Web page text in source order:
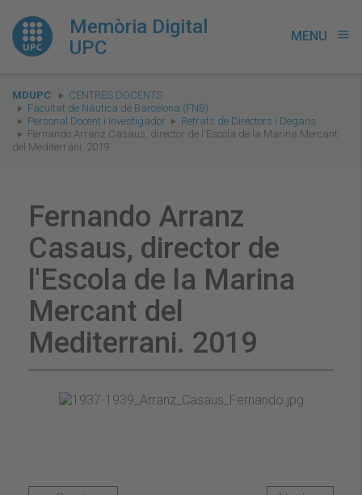
Memòria Digital
UPC
MENU menu
You
are
here:
MDUPC
CENTRES DOCENTS
Facultat de Nàutica de Barcelona (FNB)
Personal Docent i Investigador
Retrats de Directors i Degans
Fernando Arranz Casaus, director de l'Escola de la Marina Mercant
del Mediterrani. 2019
Fernando Arranz
Casaus, director de
l'Escola de la Marina
Mercant del
Mediterrani. 2019